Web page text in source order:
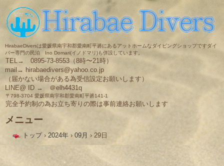
HirabaeDiversは愛媛県南宇和郡愛南町平碆にあるアットホームなダイビングショップですダイ
バー専門の民泊 Ino Domari(イノドマリ)も併設しています。
TEL→ 0895-73-8553（8時〜21時）
mail→ hirabaedivers@yahoo.co.jp
（届かない場合がある為受信設定お願いします）
LINE@ ID → ＠elh4431q
〒798-3704 愛媛県南宇和郡愛南町平碆141-1
完全予約制の為お立ち寄りの際は事前連絡お願いします
メニュー
トップ › 2024年 › 09月 › 29日